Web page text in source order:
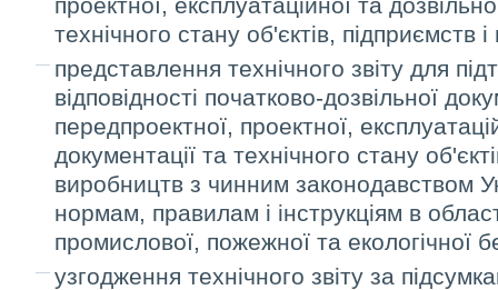
технічного стану об'єктів, підприємств
представлення технічного звіту для
відповідності початково-дозвільної
передпроектної, проектної,
документації та технічного стану
виробництв з чинним законодавством
нормам, правилам і інструкціям в
промислової, пожежної та екологічної
узгодження технічного звіту за